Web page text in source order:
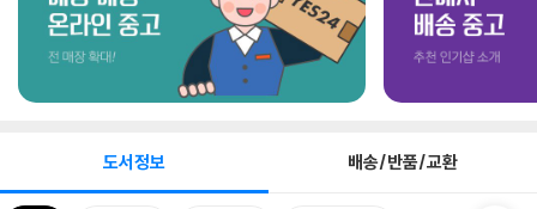
도서정보 배송/반품/교환